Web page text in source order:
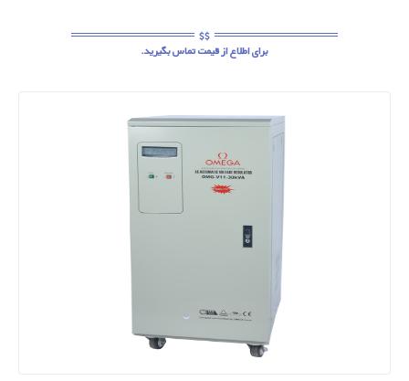
برای اطلاع از قیمت تماس بگیرید.